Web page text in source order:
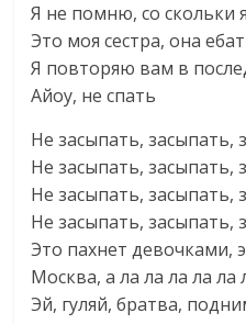
Я не помню, со скольки
Это моя сестра, она
Я повторяю вам в
Айоу, не спать
Не засыпать, засыпать,
Не засыпать, засыпать,
Не засыпать, засыпать,
Не засыпать, засыпать,
Это пахнет девочками,
Москва, а ла ла ла ла ла
Эй, гуляй, братва,